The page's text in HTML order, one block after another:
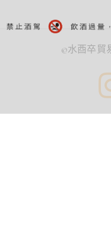
©水酉卒貿